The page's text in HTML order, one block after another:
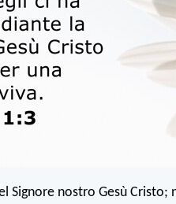
Signore nostro Gesù Cristo;